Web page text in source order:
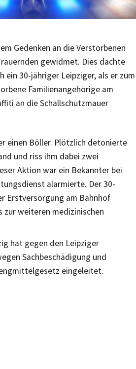
Gedenken an die Verstorbenen
gewidmet. Dies dachte
ein 30-jähriger Leipziger, als er zum
Familienangehörige am
an die Schallschutzmauer
einen Böller. Plötzlich detonierte
und riss ihm dabei zwei
Aktion war ein Bekannter bei
alarmierte. Der 30-
Erstversorgung am Bahnhof
zur weiteren medizinischen
hat gegen den Leipziger
Sachbeschädigung und
eingeleitet.